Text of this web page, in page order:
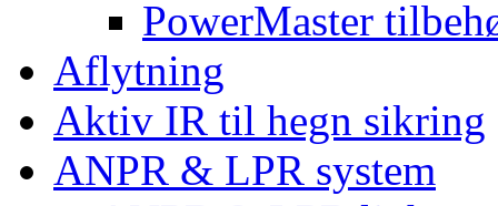
PowerMaster
Aflytning
Aktiv IR til hegn sikring
ANPR & LPR system